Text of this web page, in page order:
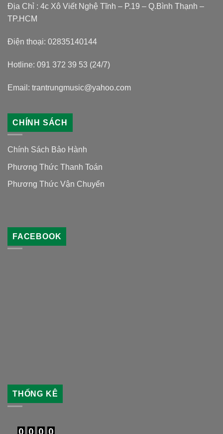
Địa Chỉ : 4c Xô Viết Nghệ Tĩnh – P.19 – Q.Bình Thạnh –
TP.HCM
Điện thoại: 02835140144
Hotline: 091 372 39 53 (24/7)
Email: trantrungmusic@yahoo.com
CHÍNH SÁCH
Chính Sách Bảo Hành
Phương Thức Thanh Toán
Phương Thức Vận Chuyển
FACEBOOK
THỐNG KÊ